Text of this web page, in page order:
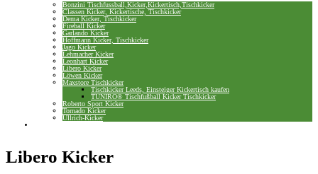
Bonzini Tischfussball,Kicker,Kickertisch,Tischkicker
Classen Kicker, Kickertische, Tischkicker
Dema Kicker, Tischkicker
Fireball Kicker
Garlando Kicker
Hoffmann Kicker, Tischkicker
Jago Kicker
Lehmacher Kicker
Leonhart Kicker
Libero Kicker
Löwen Kicker
Maxstore Tischkicker
Tischkicker Leeds, Einsteiger Kickertisch kaufen
TUNIRO® Tischfußball Kicker Tischkicker
Roberto Sport Kicker
Tornado Kicker
Ullrich-Kicker
Libero Kicker